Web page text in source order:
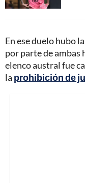
En ese duelo hubo
por parte de ambas
elenco austral fue
la prohibición de